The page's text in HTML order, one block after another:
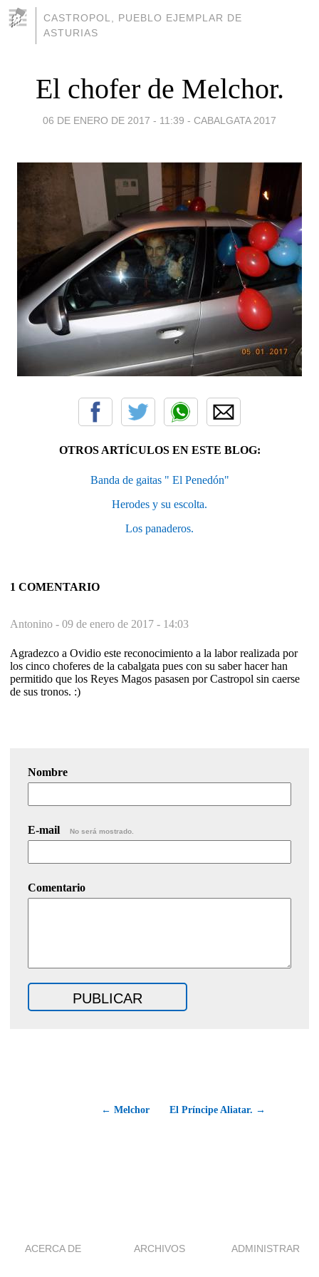
CASTROPOL, PUEBLO EJEMPLAR DE
ASTURIAS
El chofer de Melchor.
06 DE ENERO DE 2017 - 11:39 - CABALGATA 2017
OTROS ARTÍCULOS EN ESTE BLOG:
Banda de gaitas " El Penedón"
Herodes y su escolta.
Los panaderos.
1 COMENTARIO
Antonino - 09 de enero de 2017 - 14:03
Agradezco a Ovidio este reconocimiento a la labor realizada por
los cinco choferes de la cabalgata pues con su saber hacer han
permitido que los Reyes Magos pasasen por Castropol sin caerse
de sus tronos. :)
Nombre
E-mail No será mostrado.
Comentario
← Melchor El Príncipe Aliatar. →
ACERCA DE ARCHIVOS ADMINISTRAR